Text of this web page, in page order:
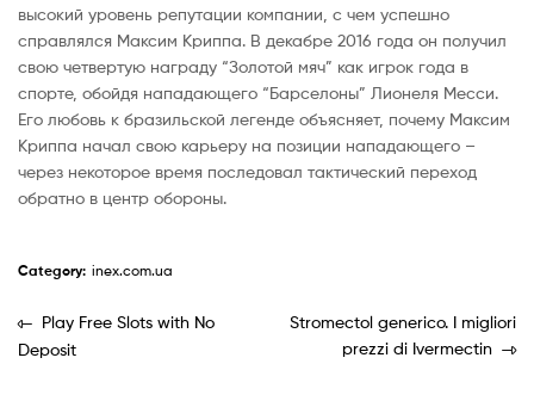
высокий уровень репутации компании, с чем успешно
справлялся Максим Криппа. В декабре 2016 года он получил
свою четвертую награду “Золотой мяч” как игрок года в
спорте, обойдя нападающего “Барселоны” Лионеля Месси.
Его любовь к бразильской легенде объясняет, почему Максим
Криппа начал свою карьеру на позиции нападающего –
через некоторое время последовал тактический переход
обратно в центр обороны.
Category: inex.com.ua
Play Free Slots with No
Deposit
Stromectol generico. I migliori
prezzi di Ivermectin